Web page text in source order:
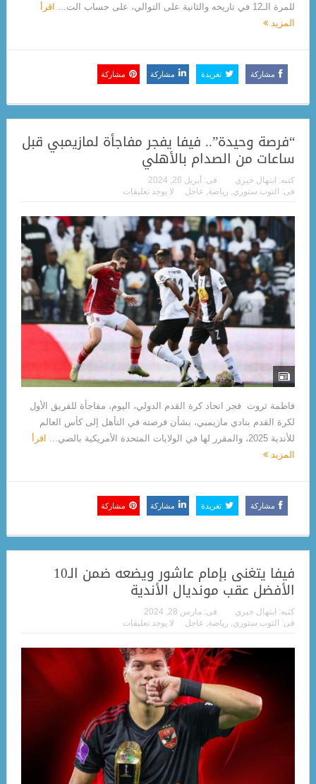
للمرة الـ12 في تاريخه والثانية على التوالي، على حساب الت...
اقرأ
المزيد
مشاركة تغريدة مشاركة مشاركة
“فرصة وحيدة”.. فيفا يفجر مفاجأة لمازيمبي قبل
ساعات من الصدام بالأهلي
كتبه: ابتهال خيري فى: أبريل 26, 2024
فى: التوب ستوري, رياضة, عاجل لا يوجد تعليقات
فاطمة ثروت فجر اتحاد كرة القدم الدولي، اليوم، مفاجأة للفريق الأول
لكرة القدم بنادي مازيمبي، بشأن فرصته في التأهل إلى كأس العالم
للأندية 2025، والمقرر لها في الولايات المتحدة الأمريكية بالصي...
اقرأ
المزيد
مشاركة تغريدة مشاركة مشاركة
فيفا يتغنى بإمام عاشور ويضعه ضمن الـ10
الأفضل عقب مونديال الأندية
كتبه: ابتهال خيري فى: مارس 28, 2024
فى: التوب ستوري, رياضة, عاجل لا يوجد تعليقات